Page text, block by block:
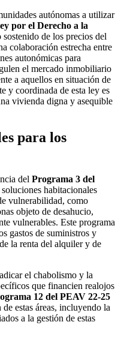
autónomas a utilizar
por el Derecho a la
de los precios del
colaboración estrecha entre
autonómicas para
el mercado inmobiliario
a aquellos en situación de
y coordinada de esta ley es
vivienda digna y asequible
para los
del Programa 3 del
habitacionales
vulnerabilidad, como
objeto de desahucio,
vulnerables. Este programa
gastos de suministros y
la renta del alquiler y de
el chabolismo y la
que financien realojos
12 del PEAV 22-25
estas áreas, incluyendo la
a la gestión de estas